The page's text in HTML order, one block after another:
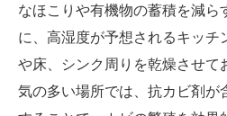
なほこりや有機物の蓄積を減ら
に、高湿度が予想されるキッチ
や床、シンク周りを乾燥させて
気の多い場所では、抗カビ剤が